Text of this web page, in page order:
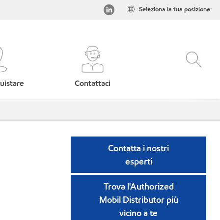
Seleziona la tua posizione
Contattaci
Contatta i nostri
esperti
Trova l'Authorized
Mobil Distributor più
vicino a te